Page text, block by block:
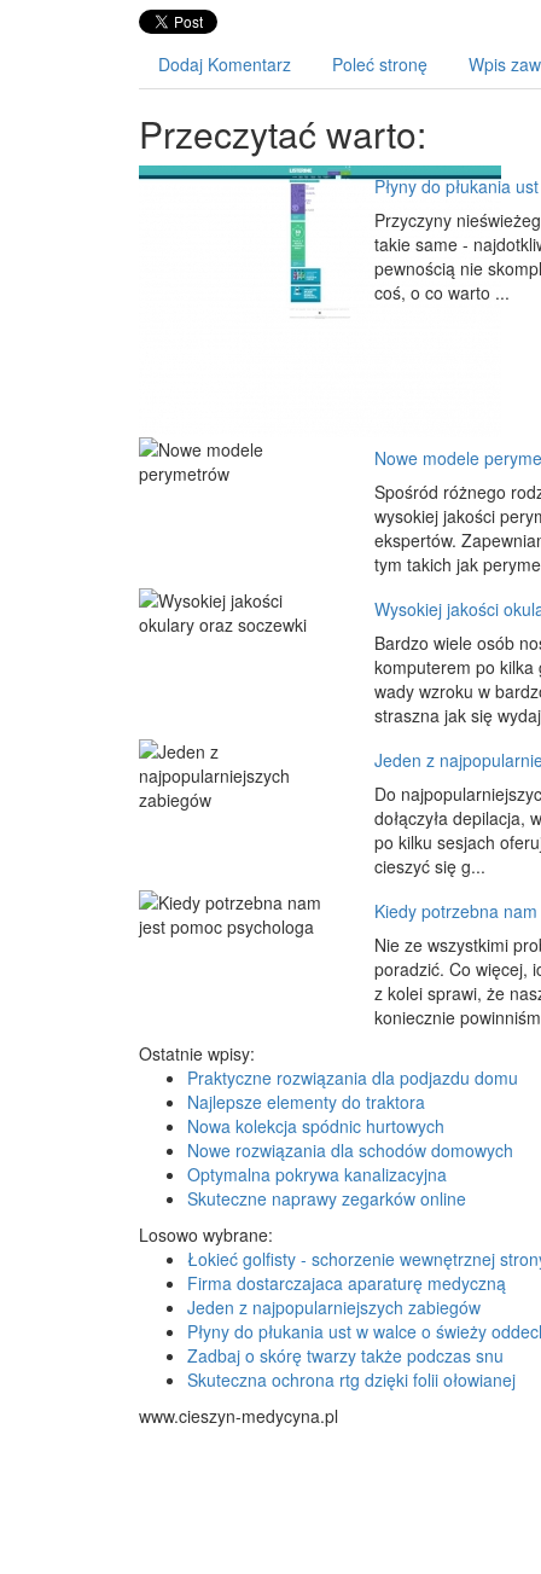
Dodaj Komentarz Poleć stronę Wpis
Przeczytać warto:
Płyny do płukania
Przyczyny
takie same -
pewnością nie
coś, o co warto ...
Nowe modele
Spośród różnego
wysokiej jakości
ekspertów.
tym takich jak
Wysokiej jakości
Bardzo wiele osób
komputerem po kilka
wady wzroku w
straszna jak się
Jeden z
Do
dołączyła depilacja,
po kilku sesjach
cieszyć się g...
Kiedy potrzebna
Nie ze wszystkimi
poradzić. Co więcej,
z kolei sprawi, że
koniecznie
Ostatnie wpisy:
Praktyczne rozwiązania dla podjazdu domu
Najlepsze elementy do traktora
Nowa kolekcja spódnic hurtowych
Nowe rozwiązania dla schodów domowych
Optymalna pokrywa kanalizacyjna
Skuteczne naprawy zegarków online
Losowo wybrane:
Łokieć golfisty - schorzenie wewnętrznej
Firma dostarczajaca aparaturę medyczną
Jeden z najpopularniejszych zabiegów
Płyny do płukania ust w walce o świeży
Zadbaj o skórę twarzy także podczas snu
Skuteczna ochrona rtg dzięki folii ołowianej
www.cieszyn-medycyna.pl